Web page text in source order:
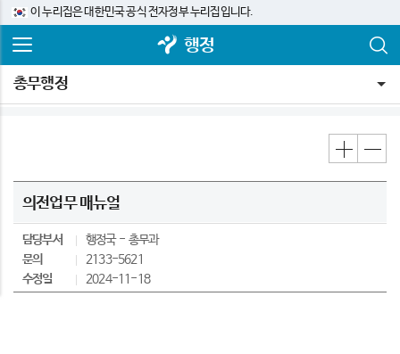
이 누리집은 대한민국 공식 전자정부 누리집입니다.
행정
총무행정
의전업무 매뉴얼
담당부서 행정국
총무과
문의
2133-5621
수정일
2024-11-18